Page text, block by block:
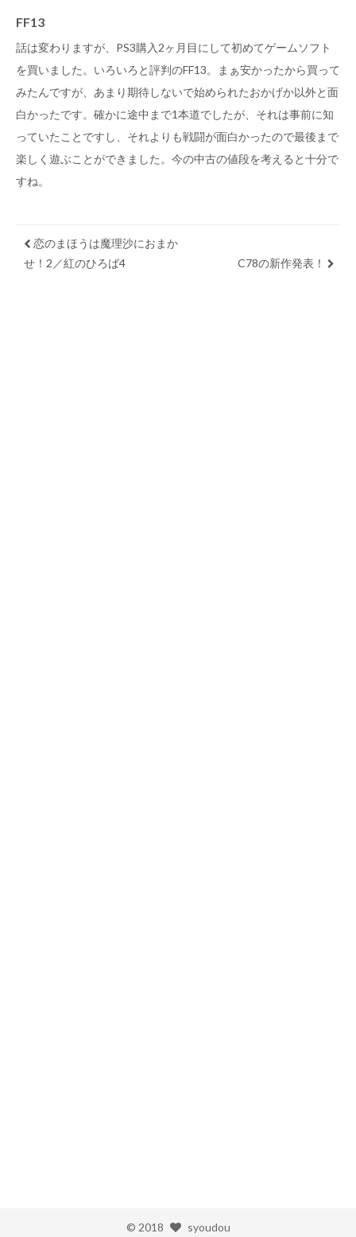
FF13
話は変わりますが、PS3購入2ヶ月目にして初めてゲームソフト
を買いました。いろいろと評判のFF13。まぁ安かったから買って
みたんですが、あまり期待しないで始められたおかげか以外と面
白かったです。確かに途中まで1本道でしたが、それは事前に知
っていたことですし、それよりも戦闘が面白かったので最後まで
楽しく遊ぶことができました。今の中古の値段を考えると十分で
すね。
恋のまほうは魔理沙におまか
せ！2／紅のひろば4
C78の新作発表！
© 2018 syoudou